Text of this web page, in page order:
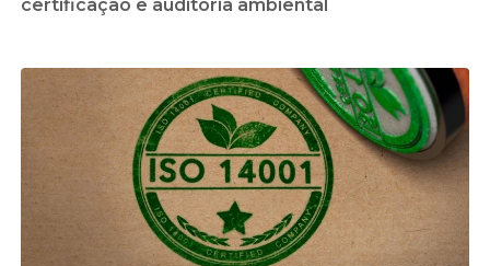
certificação e auditoria ambiental